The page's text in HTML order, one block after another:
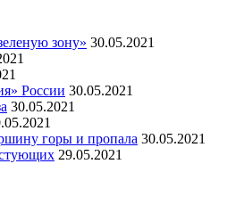
зону» 30.05.2021
России 30.05.2021
30.05.2021
горы и пропала 30.05.2021
29.05.2021